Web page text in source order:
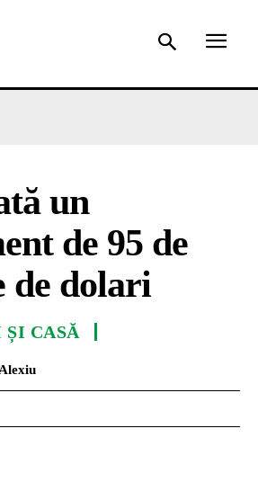
un
de 95 de
de dolari
CASĂ